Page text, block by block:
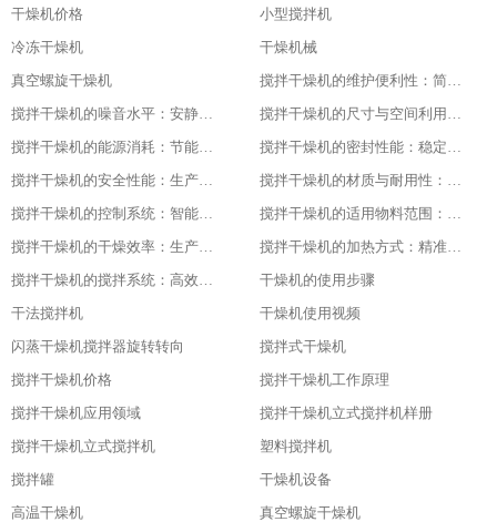
干燥机价格
小型搅拌机
冷冻干燥机
干燥机械
真空螺旋干燥机
搅拌干燥机的维护便利性：简单易操作
搅拌干燥机的噪音水平：安静的工作环境
搅拌干燥机的尺寸与空间利用：灵活适应不同场地
搅拌干燥机的能源消耗：节能与高效的平衡
搅拌干燥机的密封性能：稳定干燥的关键
搅拌干燥机的安全性能：生产中的首要保障
搅拌干燥机的材质与耐用性：品质的坚实基础
搅拌干燥机的控制系统：智能化的操作体验
搅拌干燥机的适用物料范围：广泛的适应性
搅拌干燥机的干燥效率：生产效益的保障
搅拌干燥机的加热方式：精准控温的关键
搅拌干燥机的搅拌系统：高效混合的核心
干燥机的使用步骤
干法搅拌机
干燥机使用视频
闪蒸干燥机搅拌器旋转转向
搅拌式干燥机
搅拌干燥机价格
搅拌干燥机工作原理
搅拌干燥机应用领域
搅拌干燥机立式搅拌机样册
搅拌干燥机立式搅拌机
塑料搅拌机
搅拌罐
干燥机设备
高温干燥机
真空螺旋干燥机